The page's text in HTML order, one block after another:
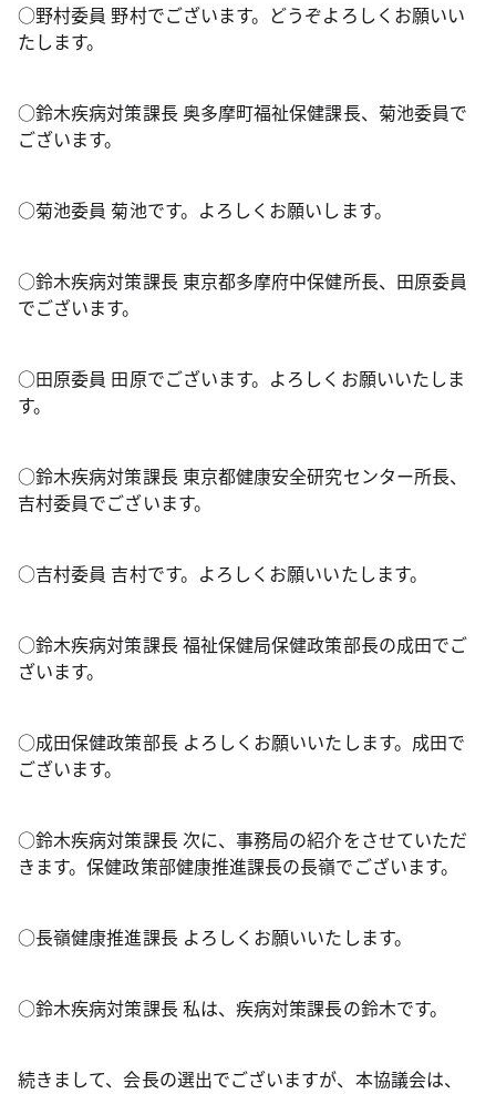
○野村委員 野村でございます。どうぞよろしくお願いい
たします。
○鈴木疾病対策課長 奥多摩町福祉保健課長、菊池委員で
ございます。
○菊池委員 菊池です。よろしくお願いします。
○鈴木疾病対策課長 東京都多摩府中保健所長、田原委員
でございます。
○田原委員 田原でございます。よろしくお願いいたしま
す。
○鈴木疾病対策課長 東京都健康安全研究センター所長、
吉村委員でございます。
○吉村委員 吉村です。よろしくお願いいたします。
○鈴木疾病対策課長 福祉保健局保健政策部長の成田でご
ざいます。
○成田保健政策部長 よろしくお願いいたします。成田で
ございます。
○鈴木疾病対策課長 次に、事務局の紹介をさせていただ
きます。保健政策部健康推進課長の長嶺でございます。
○長嶺健康推進課長 よろしくお願いいたします。
○鈴木疾病対策課長 私は、疾病対策課長の鈴木です。
続きまして、会長の選出でございますが、本協議会は、